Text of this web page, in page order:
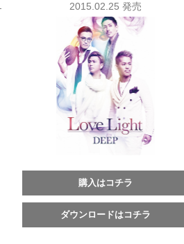
2015.02.25 発売
購入はコチラ
ダウンロードはコチラ